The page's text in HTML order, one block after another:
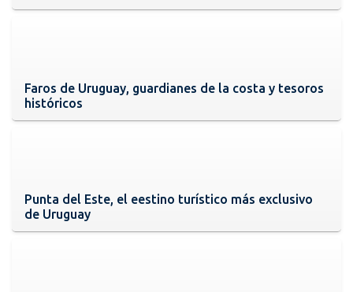
Faros de Uruguay, guardianes de la costa y tesoros
históricos
Punta del Este, el eestino turístico más exclusivo
de Uruguay